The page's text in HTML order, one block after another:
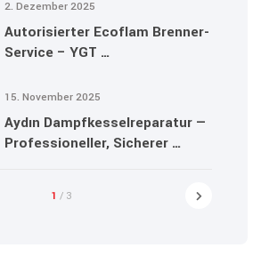
2. Dezember 2025
Autorisierter Ecoflam Brenner-
Service – YGT …
15. November 2025
Aydın Dampfkesselreparatur —
Professioneller, Sicherer …
1 / 3